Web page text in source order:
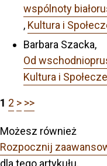
wspólnoty
, Kultura i
Barbara Szacka,
Od
Kultura i
1 2 > >>
Możesz również
Rozpocznij
dla tego artykułu.